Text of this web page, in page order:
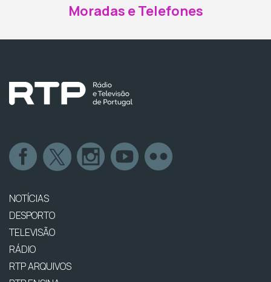
Moradas e Telefones
NOTÍCIAS
DESPORTO
TELEVISÃO
RÁDIO
RTP ARQUIVOS